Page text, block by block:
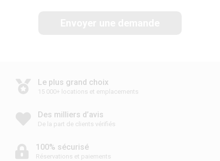
Le plus grand choix
15 000+ locations et emplacements
Des milliers d’avis
De la part de clients vérifiés
100% sécurisé
Réservations et paiements